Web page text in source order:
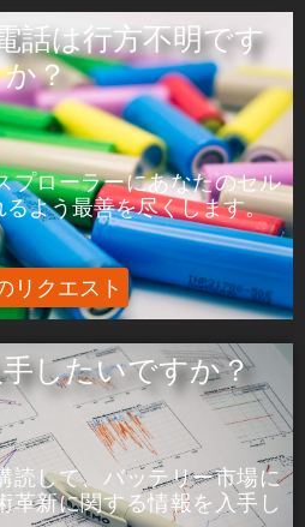
5分間供給できる電力であ
5分間供給できる電流であ
話は行方不明です
か？
プローラーにあなたのセル
よう最善を尽くします。
リクエスト
したいですか？
読して、バッテリー市場に
革新に関する情報を入手し